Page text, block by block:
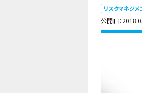
リスクマネジメ
公開日：